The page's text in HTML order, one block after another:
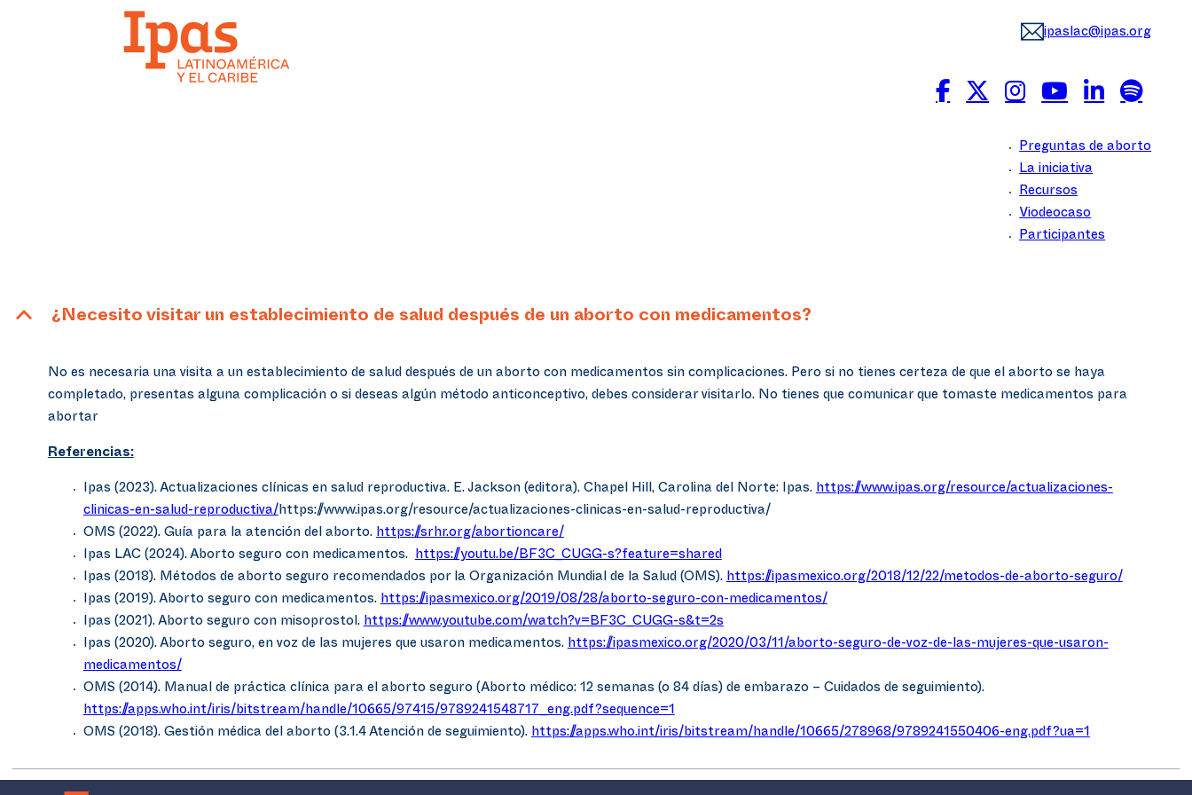
ipaslac@ipas.org
Preguntas de aborto
La iniciativa
Recursos
Viodeocaso
Participantes
B ¿Necesito visitar un establecimiento de salud después de un aborto con medicamentos?
No es necesaria una visita a un establecimiento de salud después de un aborto con medicamentos sin complicaciones. Pero si no tienes certeza de que el aborto se haya
completado, presentas alguna complicación o si deseas algún método anticonceptivo, debes considerar visitarlo. No tienes que comunicar que tomaste medicamentos para
abortar
Referencias:
Ipas (2023). Actualizaciones clínicas en salud reproductiva. E. Jackson (editora). Chapel Hill, Carolina del Norte: Ipas. https://www.ipas.org/resource/actualizaciones-
clinicas-en-salud-reproductiva/ https://www.ipas.org/resource/actualizaciones-clinicas-en-salud-reproductiva/
OMS (2022). Guía para la atención del aborto. https://srhr.org/abortioncare/
Ipas LAC (2024). Aborto seguro con medicamentos. https://youtu.be/BF3C_CUGG-s?feature=shared
Ipas (2018). Métodos de aborto seguro recomendados por la Organización Mundial de la Salud (OMS). https://ipasmexico.org/2018/12/22/metodos-de-aborto-seguro/
Ipas (2019). Aborto seguro con medicamentos. https://ipasmexico.org/2019/08/28/aborto-seguro-con-medicamentos/
Ipas (2021). Aborto seguro con misoprostol. https://www.youtube.com/watch?v=BF3C_CUGG-s&t=2s
Ipas (2020). Aborto seguro, en voz de las mujeres que usaron medicamentos. https://ipasmexico.org/2020/03/11/aborto-seguro-de-voz-de-las-mujeres-que-usaron-
medicamentos/
OMS (2014). Manual de práctica clínica para el aborto seguro (Aborto médico: 12 semanas (o 84 días) de embarazo – Cuidados de seguimiento).
https://apps.who.int/iris/bitstream/handle/10665/97415/9789241548717_eng.pdf?sequence=1
OMS (2018). Gestión médica del aborto (3.1.4 Atención de seguimiento). https://apps.who.int/iris/bitstream/handle/10665/278968/9789241550406-eng.pdf?ua=1